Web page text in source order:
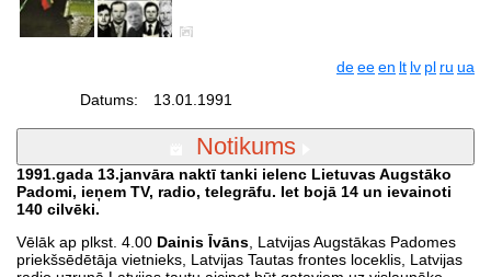
deeeen lt lv pl ru ua
Datums:
13.01.1991
Notikums
1991.gada 13.janvāra naktī tanki ielenc Lietuvas Augstāko
Padomi, ieņem TV, radio, telegrāfu. Iet bojā 14 un ievainoti
140 cilvēki.
Vēlāk ap plkst. 4.00 Dainis Īvāns , Latvijas Augstākas Padomes
priekšsēdētāja vietnieks, Latvijas Tautas frontes loceklis, Latvijas